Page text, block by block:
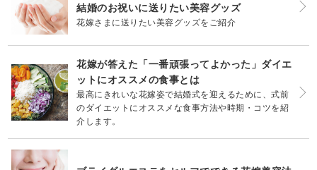
結婚のお祝いに送りたい美容グッズ
花嫁さまに送りたい美容グッズをご紹介
花嫁が答えた「一番頑張ってよかった」ダイエ
ットにオススメの食事とは
最高にきれいな花嫁姿で結婚式を迎えるために、式前
のダイエットにオススメな食事方法や時期・コツを紹
介します。